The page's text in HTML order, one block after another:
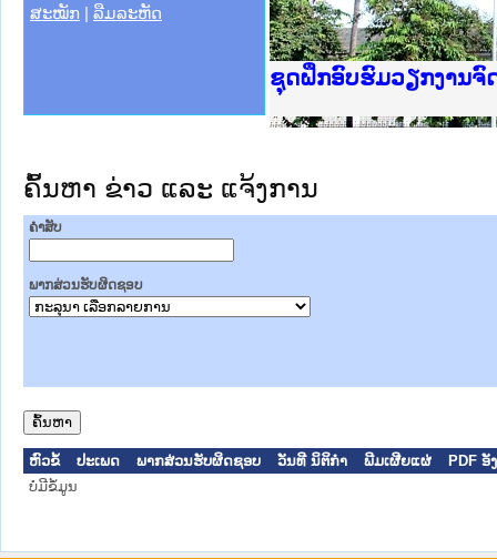
ສະໝັກ ລືມລະຫັດ
Ministry of Justice
ເຜີຍແຜ່ວັບໄຊຈົດໝາຍເ
ກະຊວງຍຸຕິທຳ
ຊຸດຝຶກອົບຮົມວຽກງານຈົ
ກອງປະຊຸມທົບທວນຄືນກ
ຝຶກອົບຮົມ ຜູ່ປະສານງາ
ຝຶກອົບຮົມ ຜູ່ປະສານງາ
ເຜີຍແຜ່ແອັບກົດໝາຍລາ
ເຜີຍແຜ່ແອັບກົດໝາຍລາ
ຍົກລະດັບວຽກງານຈົດໝ
ຊຸດຝຶກອົບຮົມວຽກງານຈົ
ຄົ້ນຫາ ຂ່າວ ແລະ ແຈ້ງການ
ຄໍາສັບ
ພາກສ່ວນຮັບຜິດຊອບ
ຫົວຂໍ້ ປະເພດ ພາກສ່ວນຮັບຜິດຊອບ ວັນທີ ນິຕິກໍາ ພີມເຜີຍແຜ່
PDF ອັ
ບໍ່ມີຂໍ້ມູນ